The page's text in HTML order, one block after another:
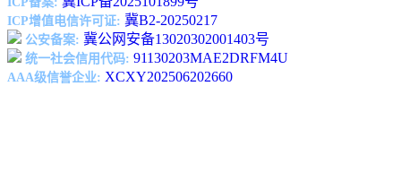
ICP增值电信许可证: 冀B2-20250217
公安备案: 冀公网安备13020302001403号
统一社会信用代码: 91130203MAE2DRFM4U
AAA级信誉企业: XCXY202506202660